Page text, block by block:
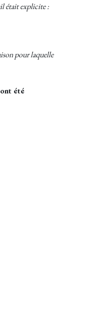
était explicite :
pour laquelle
été